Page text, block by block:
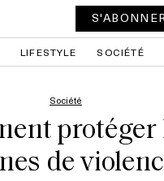
LIFESTYLE SOCIÉTÉ
Société
protéger
de